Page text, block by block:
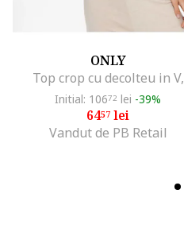
ONLY
Top crop cu decolteu in V,
Initial: 10672 lei -39%
6457 lei
Vandut de PB Retail